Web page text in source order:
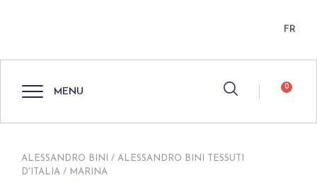
FR
MENU 0
ALESSANDRO BINI / ALESSANDRO BINI TESSUTI
D'ITALIA / MARINA